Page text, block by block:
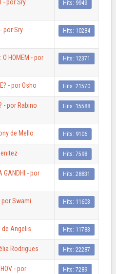
- por Sry
Hits: 9949
- por Sry
Hits: 10284
O HOMEM - por
Hits: 12371
- por Osho Hits: 21570
- por Rabino
Hits: 15588
de Mello Hits: 9106
Hits: 7598
GANDHI - por
Hits: 28831
por Swami
Hits: 11603
de Angelis Hits: 11783
Rodrigues Hits: 22287
- por
Hits: 7289